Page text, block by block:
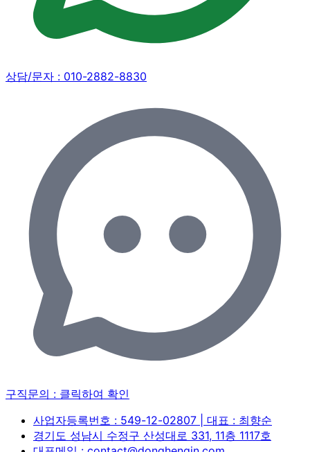
상담/문자 : 010-2882-8830
구직문의 : 클릭하여 확인
사업자등록번호 : 549-12-02807 | 대표 : 최향순
경기도 성남시 수정구 산성대로 331, 11층 1117호